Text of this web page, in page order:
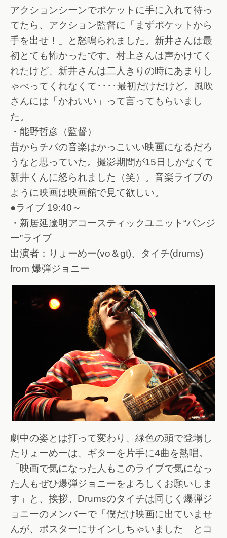
アクションシーンでポケットに手に入れて待っ
てたら、アクション監督に「まずポケットから
手を出せ！」と怒鳴られました。新井さんは最
初とても怖かったです。村上さんは声かけてく
れたけど、新井さんは二人きりの時にあまりし
ゃべってくれなくて････最初だけだけど。風吹
さんには「かわいい」って言ってもらいまし
た。
・能野哲彦（監督）
昔からチバの音楽はかっこいい映画になるだろ
うなと思っていた。撮影期間が15日しかなくて
新井くんに怒られました（笑）。音楽ライブの
ように映画は映画館で見て欲しい。
●ライブ 19:40～
・新居延遼明アコースティックユニット“パンジ
ー”ライブ
出演者：りょーめー(vo＆gt)、タイチ(drums)
from 爆弾ジョニー
劇中の姿とは打って変わり、緑色の頭で登場し
たりょーめーは、ギターを片手に4曲を熱唱。
「映画で気になった人もこのライブで気になっ
た人もぜひ爆弾ジョニーをよろしくお願いしま
す」と、挨拶。Drumsのタイチは同じく爆弾ジ
ョニーのメンバーで「僕だけ映画に出ていませ
んが、ポスターにサインしちゃいました」とコ